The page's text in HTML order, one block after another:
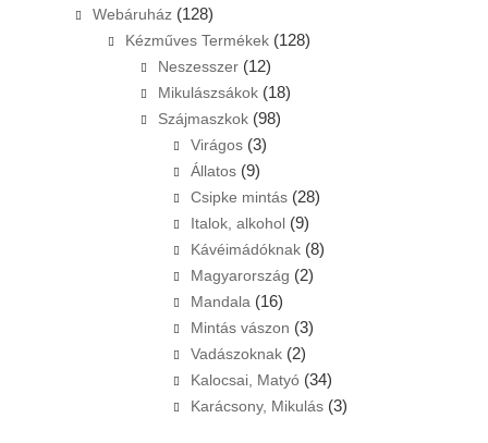
Webáruház (128)
Kézműves Termékek (128)
Neszesszer (12)
Mikulászsákok (18)
Szájmaszkok (98)
Virágos (3)
Állatos (9)
Csipke mintás (28)
Italok, alkohol (9)
Kávéimádóknak (8)
Magyarország (2)
Mandala (16)
Mintás vászon (3)
Vadászoknak (2)
Kalocsai, Matyó (34)
Karácsony, Mikulás (3)